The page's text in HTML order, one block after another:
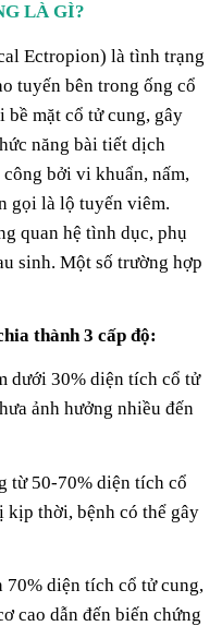
LÀ GÌ?
Ectropion) là tình trạng
tuyến bên trong ống cổ
bề mặt cổ tử cung, gây
năng bài tiết dịch
bởi vi khuẩn, nấm,
gọi là lộ tuyến viêm.
quan hệ tình dục, phụ
sinh. Một số trường hợp
thành 3 cấp độ:
dưới 30% diện tích cổ tử
ảnh hưởng nhiều đến
từ 50-70% diện tích cổ
kịp thời, bệnh có thể gây
70% diện tích cổ tử cung,
cao dẫn đến biến chứng